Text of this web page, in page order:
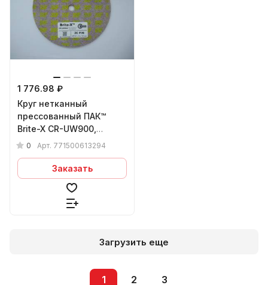
1 776.98 ₽
Круг нетканный
прессованный ПАК™
Brite-X CR-UW900,
Сeramic, Ø150х6х13 мм,
0 Арт. 771500613294
Заказать
Загрузить еще
1 2 3